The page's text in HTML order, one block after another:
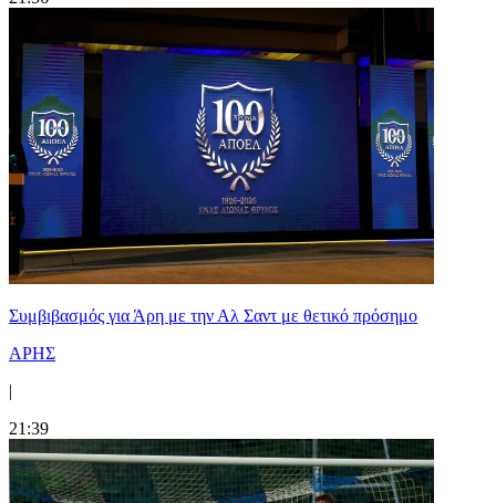
Συμβιβασμός για Άρη με την Αλ Σαντ με θετικό πρόσημο
ΑΡΗΣ
|
21:39